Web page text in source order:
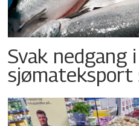
Svak nedgang
sjømateksport